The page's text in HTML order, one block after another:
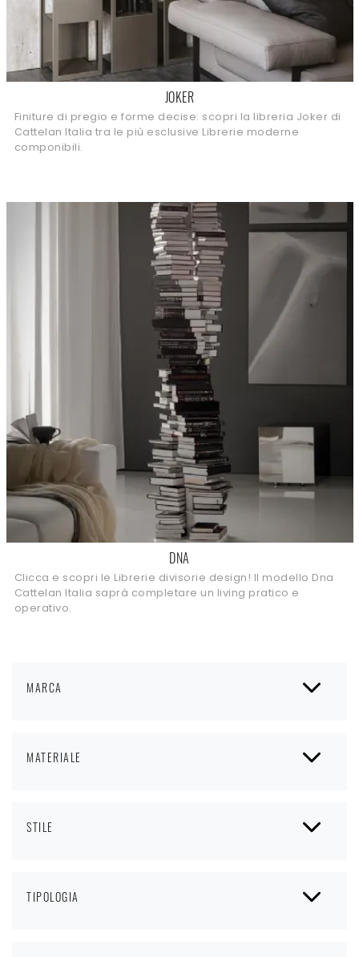
MARCA
MATERIALE
STILE
TIPOLOGIA
JOKER
Finiture di pregio e forme decise: scopri la libreria Joker di
Cattelan Italia tra le più esclusive Librerie moderne
componibili.
DNA
Clicca e scopri le Librerie divisorie design! Il modello Dna
Cattelan Italia saprà completare un living pratico e
operativo.